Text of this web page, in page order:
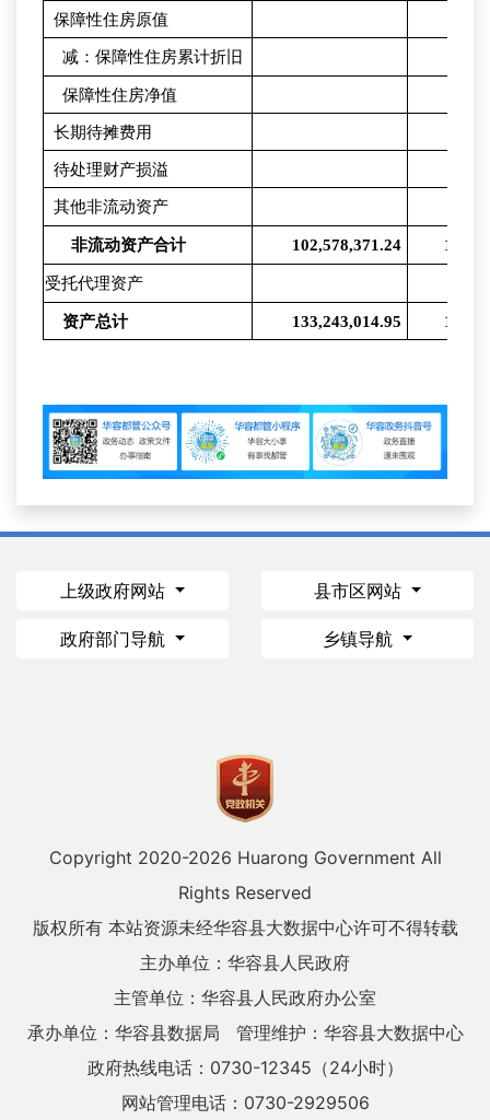
保障性住房原值
减：保障性住房累计折旧
保障性住房净值
长期待摊费用
待处理财产损溢
其他非流动资产
非流动资产合计 102,578,371.24
受托代理资产
资产总计 133,243,014.95
上级政府网站 县市区网站
政府部门导航 乡镇导航
Copyright 2020-2026 Huarong Government All
Rights Reserved
版权所有 本站资源未经华容县大数据中心许可不得转载
主办单位：华容县人民政府
主管单位：华容县人民政府办公室
承办单位：华容县数据局
管理维护：华容县大数据中心
政府热线电话：0730-12345（24小时）
网站管理电话：0730-2929506